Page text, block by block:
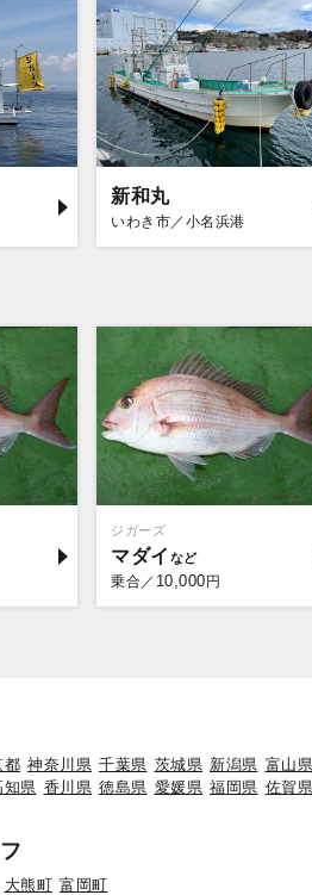
新和丸
いわき市／小名浜港
ジガーズ
マダイ
乗合／ 10,000 円
都 神奈川県 千葉県 茨城県 新潟県 富山県
知県 香川県 徳島県 愛媛県 福岡県 佐賀県
大熊町 富岡町